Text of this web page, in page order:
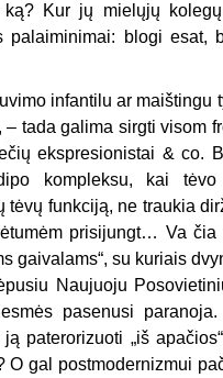
Kur jų mielųjų
palaiminimai: blogi esat,
infantilu ar maištingu
– tada galima sirgti visom
ekspresionistai & co.
kompleksu, kai
tėvų funkciją, ne traukia
prisijungt… Va
gaivalams“, su kuriais
Naujuoju
pasenusi
paterorizuoti „iš
O gal postmodernizmui